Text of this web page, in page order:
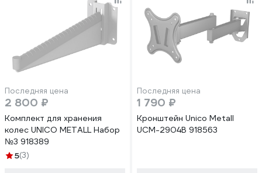
Последняя цена
2 800 ₽
Комплект для хранения
колес UNICO METALL Набор
№3 918389
5(3)
Последняя цена
1 790 ₽
Кронштейн Unico Metall
UCM-2904B 918563